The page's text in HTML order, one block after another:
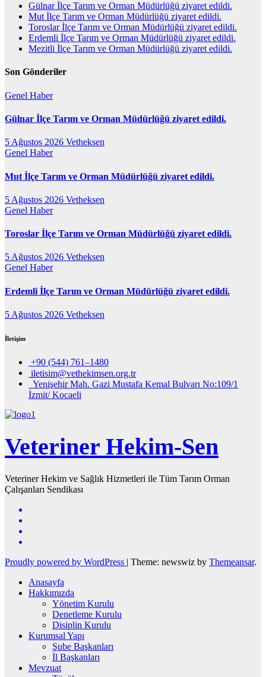
Gülnar İlçe Tarım ve Orman Müdürlüğü ziyaret edildi.
Mut İlçe Tarım ve Orman Müdürlüğü ziyaret edildi.
Toroslar İlçe Tarım ve Orman Müdürlüğü ziyaret edildi.
Erdemli İlçe Tarım ve Orman Müdürlüğü ziyaret edildi.
Mezitli İlçe Tarım ve Orman Müdürlüğü ziyaret edildi.
Son Gönderiler
Genel Haber
Gülnar İlçe Tarım ve Orman Müdürlüğü ziyaret edildi.
5 Ağustos 2026 Vetheksen
Genel Haber
Mut İlçe Tarım ve Orman Müdürlüğü ziyaret edildi.
5 Ağustos 2026 Vetheksen
Genel Haber
Toroslar İlçe Tarım ve Orman Müdürlüğü ziyaret edildi.
5 Ağustos 2026 Vetheksen
Genel Haber
Erdemli İlçe Tarım ve Orman Müdürlüğü ziyaret edildi.
5 Ağustos 2026 Vetheksen
İletişim
+90 (544) 761–1480
iletisim@vethekimsen.org.tr
Yenişehir Mah. Gazi Mustafa Kemal Bulvarı No:109/1
İzmit/ Kocaeli
Veteriner Hekim-Sen
Veteriner Hekim ve Sağlık Hizmetleri ile Tüm Tarım Orman
Çalışanları Sendikası
Proudly powered by WordPress | Theme: newswiz by Themeansar.
Anasayfa
Hakkımızda
Yönetim Kurulu
Denetleme Kurulu
Disiplin Kurulu
Kurumsal Yapı
Şube Başkanları
İl Başkanları
Mevzuat